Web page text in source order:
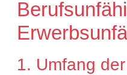
1. Umfang